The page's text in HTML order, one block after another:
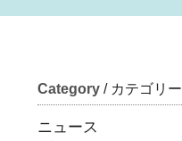
Category / カテゴリー
ニュース